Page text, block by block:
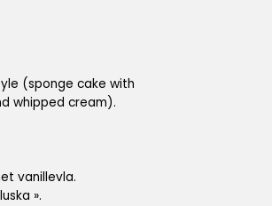
(sponge cake with
whipped cream).
vanillevla.
».